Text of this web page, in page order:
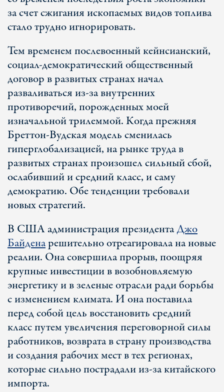
за счет сжигания ископаемых видов топлива
стало трудно игнорировать.
Тем временем послевоенный кейнсианский,
социал-демократический общественный
договор в развитых странах начал
разваливаться из-за внутренних
противоречий, порожденных моей
изначальной трилеммой. Когда прежняя
Бреттон-Вудская модель сменилась
гиперглобализацией, на рынке труда в
развитых странах произошел сильный сбой,
ослабивший и средний класс, и саму
демократию. Обе тенденции требовали
новых стратегий.
В США администрация президентаДжо
Байденарешительно отреагировала на новые
реалии. Она совершила прорыв, поощряя
крупные инвестиции в возобновляемую
энергетику и в зеленые отрасли ради борьбы
с изменением климата. И она поставила
перед собой цель восстановить средний
класс путем увеличения переговорной силы
работников, возврата в страну производства
и создания рабочих мест в тех регионах,
которые сильно пострадали из-за китайского
импорта.